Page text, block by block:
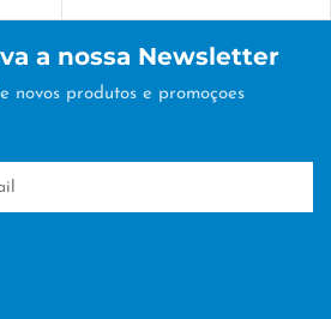
A)
a nossa Newsletter
novos produtos e promoçoes